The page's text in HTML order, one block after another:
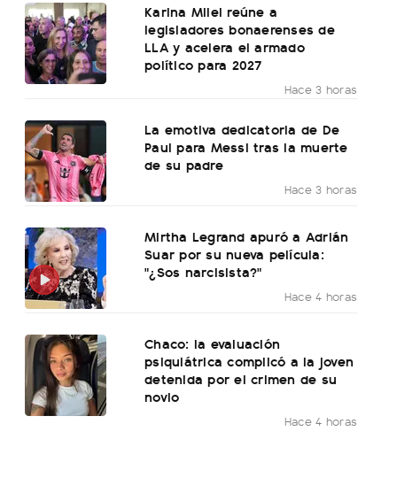
Karina Milei reúne a
legisladores bonaerenses de
LLA y acelera el armado
político para 2027
Hace 3 horas
La emotiva dedicatoria de De
Paul para Messi tras la muerte
de su padre
Hace 3 horas
Mirtha Legrand apuró a Adrián
Suar por su nueva película:
"¿Sos narcisista?"
Hace 4 horas
Chaco: la evaluación
psiquiátrica complicó a la joven
detenida por el crimen de su
novio
Hace 4 horas